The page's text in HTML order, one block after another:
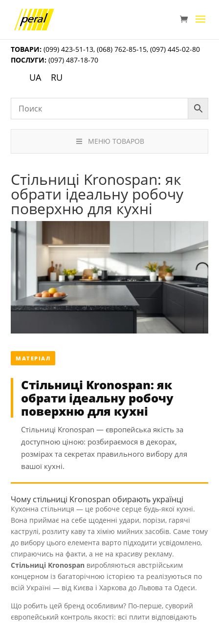
ТОВАРИ: (099) 423-51-13,(068) 762-85-15,(097) 445-02-80
ПОСЛУГИ: (097) 487-18-70
UA RU
МЕНЮ ТОВАРОВ
Стільниці Kronospan: як
обрати ідеальну робочу
поверхню для кухні
МАТЕРІАЛ
Стільниці Kronospan: як
обрати ідеальну робочу
поверхню для кухні
Стільниці Kronospan — європейська якість за
доступною ціною: розбираємося в декорах,
розмірах та секретах правильного вибору для
вашої кухні.
Чому стільниці Kronospan обирають українці
Кухонна стільниця — це робоче серце будь-якої кухні.
Вона приймає на себе щоденні удари, порізи, гарячі
каструлі, розлиту каву та хімію мийних засобів. Саме тому
до вибору цього елемента варто підходити усвідомлено,
спираючись на факти, а не на красиву рекламу.
Стільниці Kronospan виробляються австрійським
концерном із багаторічною історією та реалізуються по
всій Україні — від Києва і Харкова до Львова та Одеси.
Що робить цей бренд особливим? По-перше, суворий
європейський контроль якості: всі плити відповідають